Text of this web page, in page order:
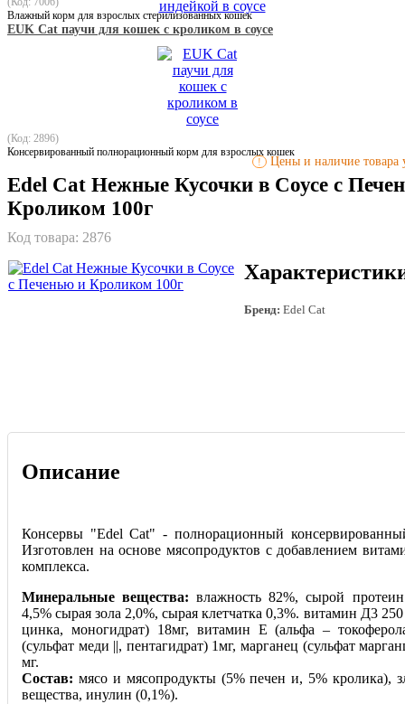
Влажный корм для взрослых стерилизованных кошек
EUK Cat паучи для кошек с кроликом в соусе
(Код: 2896)
Консервированный полнорационный корм для взрослых кошек
! Цены и наличие товара
Edel Cat Нежные Кусочки в Соусе с
Кроликом 100г
Код товара: 2876
Бренд: Edel Cat
Описание
Консервы "Edel Cat" - полнорационный
Изготовлен на основе мясопродуктов с добавлением
комплекса.
Минеральные вещества: влажность 82%, сырой
4,5% сырая зола 2,0%, сырая клетчатка 0,3%. витамин Д3
цинка, моногидрат) 18мг, витамин Е (альфа –
(сульфат меди ||, пентагидрат) 1мг, марганец (сульфат
мг.
Состав: мясо и мясопродукты (5% печен и, 5% кролика),
вещества, инулин (0,1%).